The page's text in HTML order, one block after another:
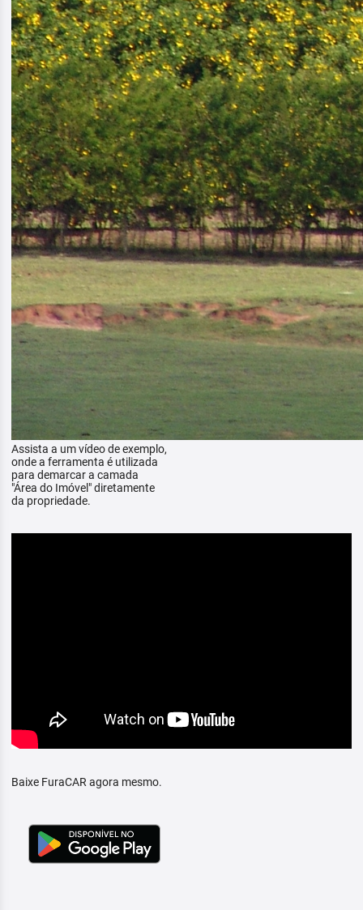
Assista a um vídeo de exemplo,
onde a ferramenta é utilizada
para demarcar a camada
"Área do Imóvel" diretamente
da propriedade.
Baixe FuraCAR agora mesmo.